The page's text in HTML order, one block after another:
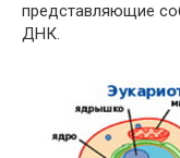
представляющие
ДНК.